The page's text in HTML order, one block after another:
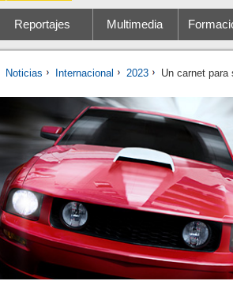
Reportajes Multimedia
Noticias Internacional 2023 Un carnet para